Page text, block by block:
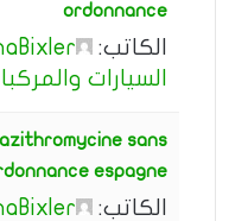
ordonnance
الكاتب:
السيارات
sans
espagne
الكاتب: